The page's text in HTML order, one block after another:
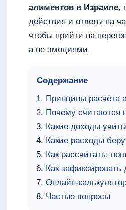
алиментов в Израиле,
действия и ответы на
чтобы прийти на
а не эмоциями.
Содержание
Принципы расчёта
Почему считаются
Какие доходы
Какие расходы
Как рассчитать:
Как зафиксировать
Онлайн-
Частые вопросы